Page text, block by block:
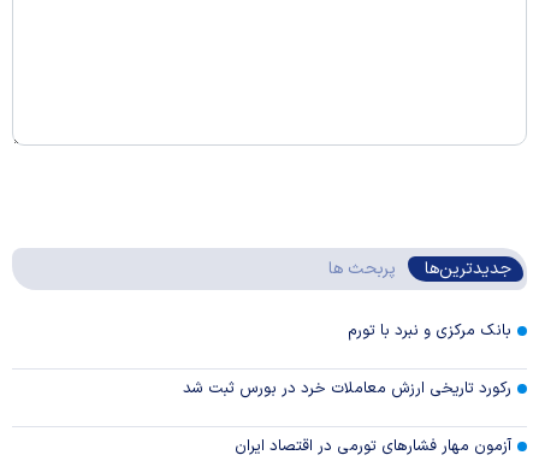
جدیدترین‌ها پربحث ها
بانک مرکزی و نبرد با تورم
رکورد تاریخی ارزش معاملات خرد در بورس ثبت شد
آزمون مهار فشار‌های تورمی در اقتصاد ایران